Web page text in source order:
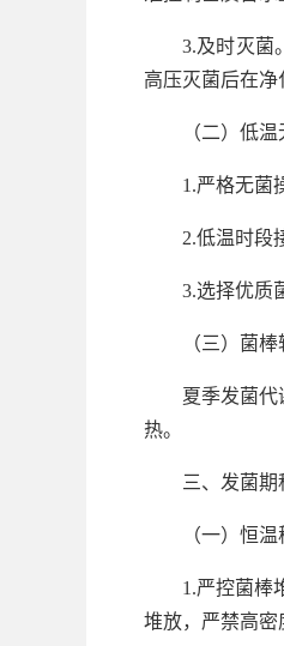
3.及时灭菌
高压灭菌后在净
（二）低
1.严格无菌
2.低温时段
3.选择优质
（三）菌
夏季发菌
热。
三、发菌期
（一）恒
1.严控菌棒
堆放，严禁高密